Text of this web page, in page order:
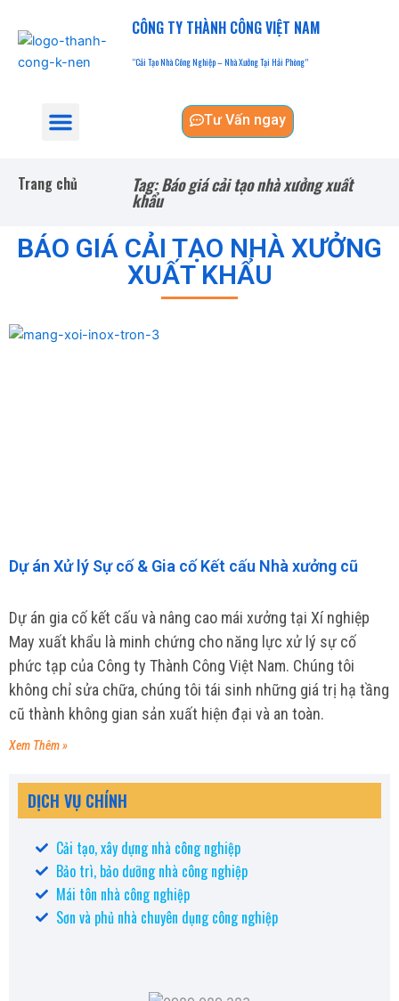
CÔNG TY THÀNH CÔNG VIỆT NAM​
“Cải Tạo Nhà Công Nghiệp – Nhà Xưởng Tại Hải Phòng”
Menu Tư Vấn ngay
Trang chủ Tag: Báo giá cải tạo nhà xưởng xuất
khẩu
BÁO GIÁ CẢI TẠO NHÀ XƯỞNG
XUẤT KHẨU
Dự án Xử lý Sự cố & Gia cố Kết cấu Nhà xưởng cũ
Dự án gia cố kết cấu và nâng cao mái xưởng tại Xí nghiệp
May xuất khẩu là minh chứng cho năng lực xử lý sự cố
phức tạp của Công ty Thành Công Việt Nam. Chúng tôi
không chỉ sửa chữa, chúng tôi tái sinh những giá trị hạ tầng
cũ thành không gian sản xuất hiện đại và an toàn.
Xem Thêm »
DỊCH VỤ CHÍNH
Cải tạo, xây dựng nhà công nghiệp
Bảo trì, bảo dưỡng nhà công nghiệp
Mái tôn nhà công nghiệp
Sơn và phủ nhà chuyên dụng công nghiệp